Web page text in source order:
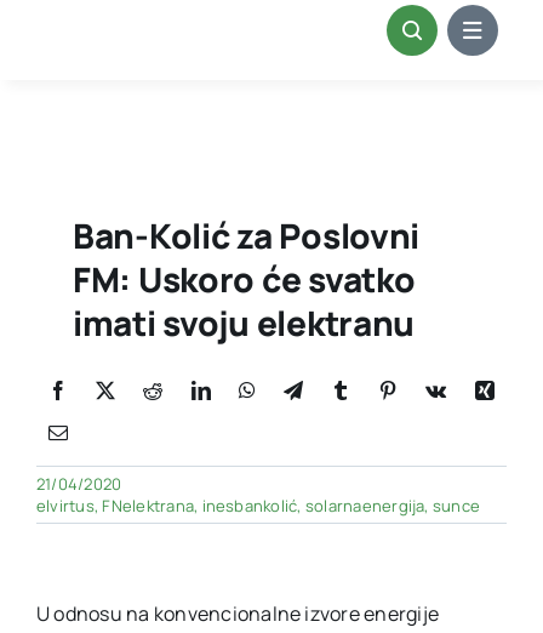
Ban-Kolić za Poslovni
FM: Uskoro će svatko
imati svoju elektranu
21/04/2020
elvirtus, FNelektrana, inesbankolić, solarnaenergija, sunce
U odnosu na konvencionalne izvore energije